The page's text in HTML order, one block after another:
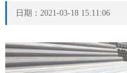
日期：2021-03-18 15:11:06